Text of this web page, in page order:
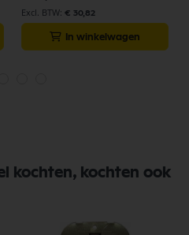
€ 30,82
In winkelwagen
kochten, kochten ook